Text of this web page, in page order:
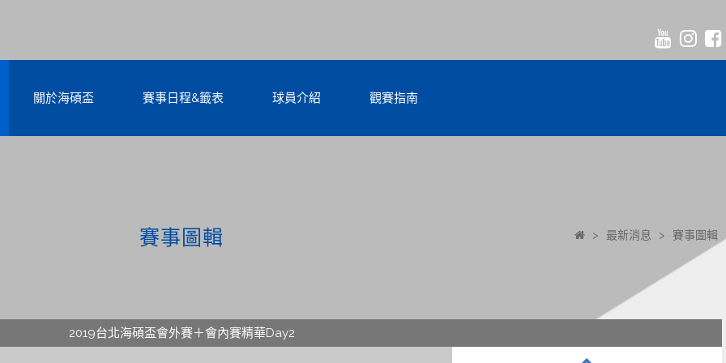
關於海碩盃 賽事日程&籤表 球員介紹 觀賽指南
賽事圖輯 > 最新消息 > 賽事圖輯
2019台北海碩盃會外賽＋會內賽精華Day2